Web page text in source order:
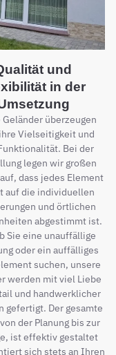
und
in der
Geländer überzeugen
Vielseitigkeit und
Bei der
legen wir großen
dass jedes Element
auf die individuellen
und örtlichen
abgestimmt ist.
Sie eine unauffällige
oder ein auffälliges
suchen, unsere
werden mit viel Liebe
und handwerklicher
gefertigt. Der gesamte
der Planung bis zur
ist effektiv gestaltet
sich stets an Ihren